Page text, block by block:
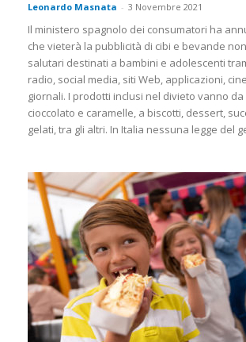
Leonardo Masnata - 3 Novembre 2021
Il ministero spagnolo dei consumatori ha
che vieterà la pubblicità di cibi e bevande non
salutari destinati a bambini e adolescenti
radio, social media, siti Web, applicazioni,
giornali. I prodotti inclusi nel divieto vanno da
cioccolato e caramelle, a biscotti, dessert,
gelati, tra gli altri. In Italia nessuna legge del